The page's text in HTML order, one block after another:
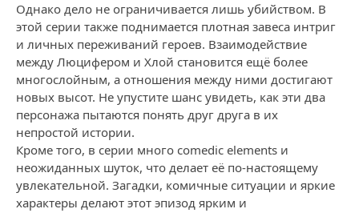
Однако дело не ограничивается лишь убийством. В
этой серии также поднимается плотная завеса интриг
и личных переживаний героев. Взаимодействие
между Люцифером и Хлой становится ещё более
многослойным, а отношения между ними достигают
новых высот. Не упустите шанс увидеть, как эти два
персонажа пытаются понять друг друга в их
непростой истории.
Кроме того, в серии много comedic elements и
неожиданных шуток, что делает её по-настоящему
увлекательной. Загадки, комичные ситуации и яркие
характеры делают этот эпизод ярким и